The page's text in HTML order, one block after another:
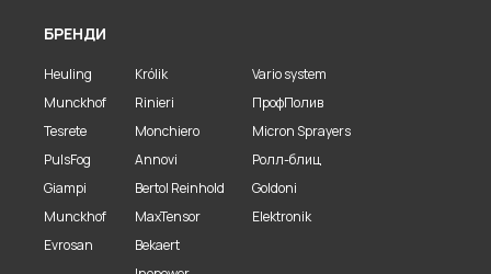
БРЕНДИ
Heuling
Munckhof
Tesrete
PulsFog
Giampi
Munckhof
Evrosan
Królik
Rinieri
Monchiero
Annovi
Bertol Reinhold
MaxTensor
Bekaert
Vario system
ПрофПолив
Micron Sprayers
Ролл-блиц
Goldoni
Elektronik